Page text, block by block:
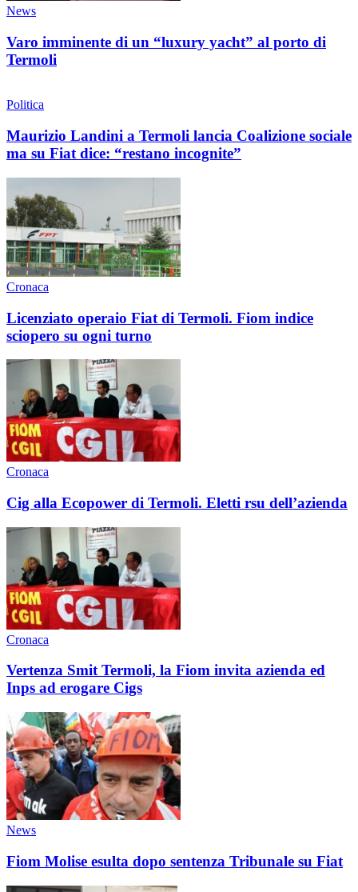
News
Varo imminente di un “luxury yacht” al porto di
Termoli
Politica
Maurizio Landini a Termoli lancia Coalizione sociale
ma su Fiat dice: “restano incognite”
Cronaca
Licenziato operaio Fiat di Termoli. Fiom indice
sciopero su ogni turno
Cronaca
Cig alla Ecopower di Termoli. Eletti rsu dell’azienda
Cronaca
Vertenza Smit Termoli, la Fiom invita azienda ed
Inps ad erogare Cigs
News
Fiom Molise esulta dopo sentenza Tribunale su Fiat